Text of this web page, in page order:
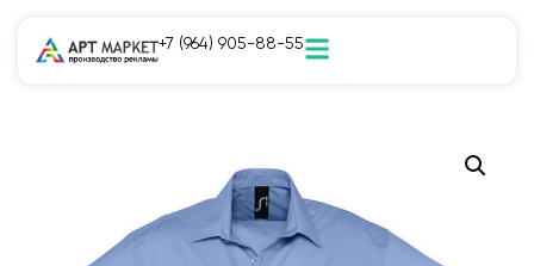
+7 (964) 905-88-55